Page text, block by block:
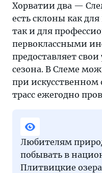
Хорватии два —
есть склоны как
так и для
первоклассными
предоставляет
сезона. В Слеме
при
трасс ежегодно
Любителям
побывать в
Плитвицкие